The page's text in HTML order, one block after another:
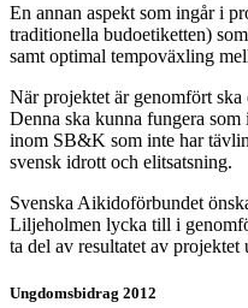
En annan aspekt som ingår i
traditionella budoetiketten)
samt optimal tempoväxling
När projektet är genomfört
Denna ska kunna fungera
inom SB&K som inte har
svensk idrott och elitsatsning.
Svenska Aikidoförbundet
Liljeholmen lycka till i
ta del av resultatet av projektet
Ungdomsbidrag 2012